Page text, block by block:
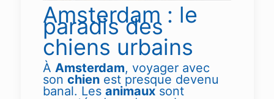
Amsterdam : le
paradis des
chiens urbains
À Amsterdam, voyager avec
son chienest presque devenu
banal. Les animauxsont